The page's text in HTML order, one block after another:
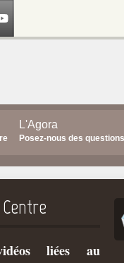
L'Agora
Posez-nous des questions
liées au